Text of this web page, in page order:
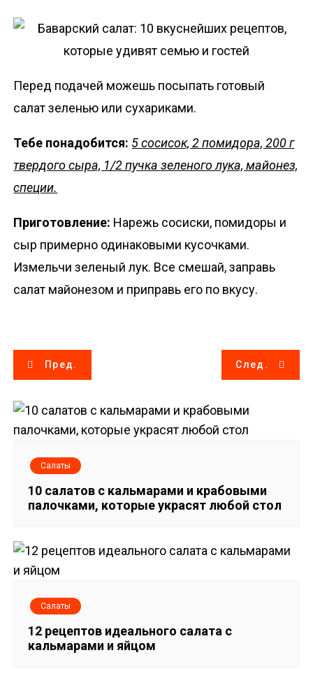
Перед подачей можешь посыпать готовый
салат зеленью или сухариками.
Тебе понадобится: 5 сосисок, 2 помидора, 200 г
твердого сыра, 1/2 пучка зеленого лука, майонез,
специи.
Приготовление: Нарежь сосиски, помидоры и
сыр примерно одинаковыми кусочками.
Измельчи зеленый лук. Все смешай, заправь
салат майонезом и приправь его по вкусу.
Н
а
в
ц
и
Пред. След.
Салаты
10 салатов с кальмарами и крабовыми
палочками, которые украсят любой стол
Салаты
12 рецептов идеального салата с
кальмарами и яйцом